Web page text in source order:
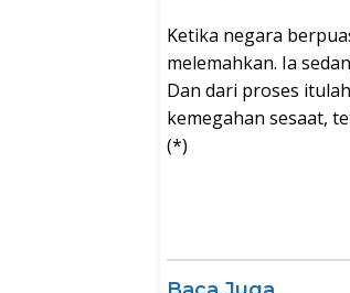
Ketika negara
melemahkan. Ia
Dan dari proses
kemegahan sesaat,
(*)